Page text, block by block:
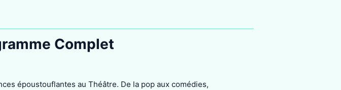
Complet
époustouflantes au Théâtre. De la pop aux comédies,